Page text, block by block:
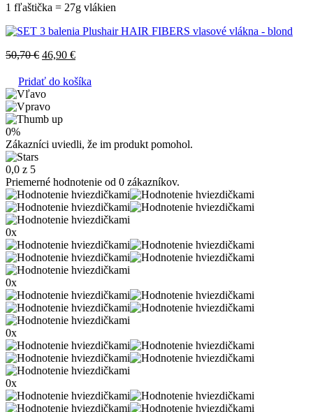
1 fľaštička = 27g vlákien
50,70€ 46,90 €
Pridať do košíka
0%
Zákazníci uviedli, že im produkt pomohol.
0,0 z 5
Priemerné hodnotenie od 0 zákazníkov.
0x
0x
0x
0x